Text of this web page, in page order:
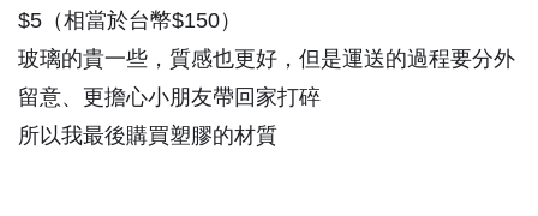
$5（相當於台幣$150）
玻璃的貴一些，質感也更好，但是運送的過程要分外
留意、更擔心小朋友帶回家打碎
所以我最後購買塑膠的材質